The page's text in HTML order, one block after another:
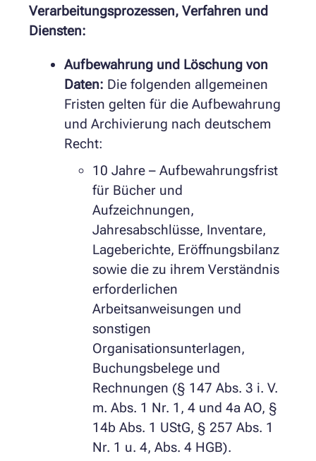
Verarbeitungsprozessen, Verfahren und
Diensten:
Aufbewahrung und Löschung von
Daten: Die folgenden allgemeinen
Fristen gelten für die Aufbewahrung
und Archivierung nach deutschem
Recht:
10 Jahre – Aufbewahrungsfrist
für Bücher und
Aufzeichnungen,
Jahresabschlüsse, Inventare,
Lageberichte, Eröffnungsbilanz
sowie die zu ihrem Verständnis
erforderlichen
Arbeitsanweisungen und
sonstigen
Organisationsunterlagen,
Buchungsbelege und
Rechnungen (§ 147 Abs. 3 i. V.
m. Abs. 1 Nr. 1, 4 und 4a AO, §
14b Abs. 1 UStG, § 257 Abs. 1
Nr. 1 u. 4, Abs. 4 HGB).